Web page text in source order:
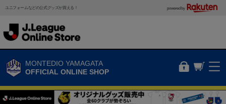
ユニフォームなどの公式グッズが買える！ powered by
MONTEDIO YAMAGATA
OFFICIAL ONLINE SHOP